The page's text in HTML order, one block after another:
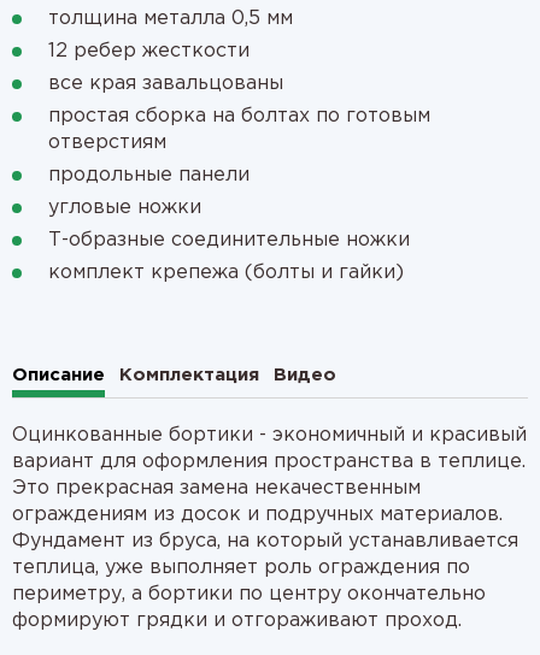
толщина металла 0,5 мм
12 ребер жесткости
все края завальцованы
простая сборка на болтах по готовым
отверстиям
продольные панели
угловые ножки
Т-образные соединительные ножки
комплект крепежа (болты и гайки)
Описание Комплектация Видео
Оцинкованные бортики - экономичный и красивый
вариант для оформления пространства в теплице.
Это прекрасная замена некачественным
ограждениям из досок и подручных материалов.
Фундамент из бруса, на который устанавливается
теплица, уже выполняет роль ограждения по
периметру, а бортики по центру окончательно
формируют грядки и отгораживают проход.